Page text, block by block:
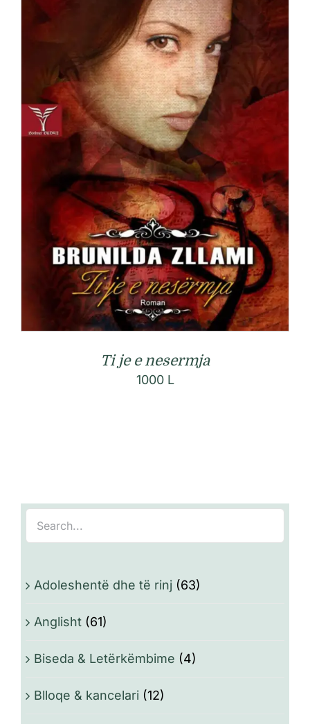
Ti je e nesermja
1000 L
Adoleshentë dhe të rinj (63)
Anglisht (61)
Biseda & Letërkëmbime (4)
Blloqe & kancelari (12)